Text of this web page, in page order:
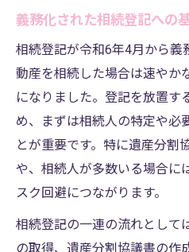
義務化された相続登記への
相続登記が令和6年4月から義
動産を相続した場合は速やか
になりました。登記を放置す
め、まずは相続人の特定や必
とが重要です。特に遺産分割
や、相続人が多数いる場合に
スク回避につながります。
相続登記の一連の流れとして
の取得、遺産分割協議書の作